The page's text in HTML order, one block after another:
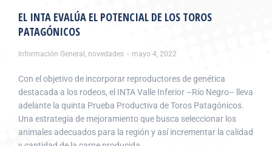
EL INTA EVALÚA EL POTENCIAL DE LOS TOROS
PATAGÓNICOS
Información General , novedades mayo 4, 2022
Con el objetivo de incorporar reproductores de genética
destacada a los rodeos, el INTA Valle Inferior –Río Negro– lleva
adelante la quinta Prueba Productiva de Toros Patagónicos.
Una estrategia de mejoramiento que busca seleccionar los
animales adecuados para la región y así incrementar la calidad